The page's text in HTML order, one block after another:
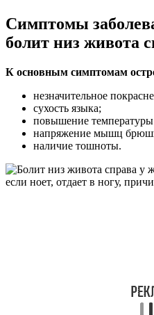
Симптомы
болит низ живота
К основным симптомам
незначительное
сухость языка;
повышение температуры
напряжение мышц
наличие тошноты.